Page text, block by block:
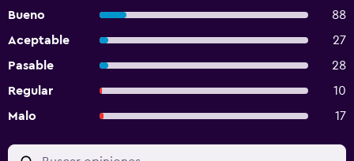
Bueno
88
Aceptable
27
Pasable
28
Regular
10
Malo
17